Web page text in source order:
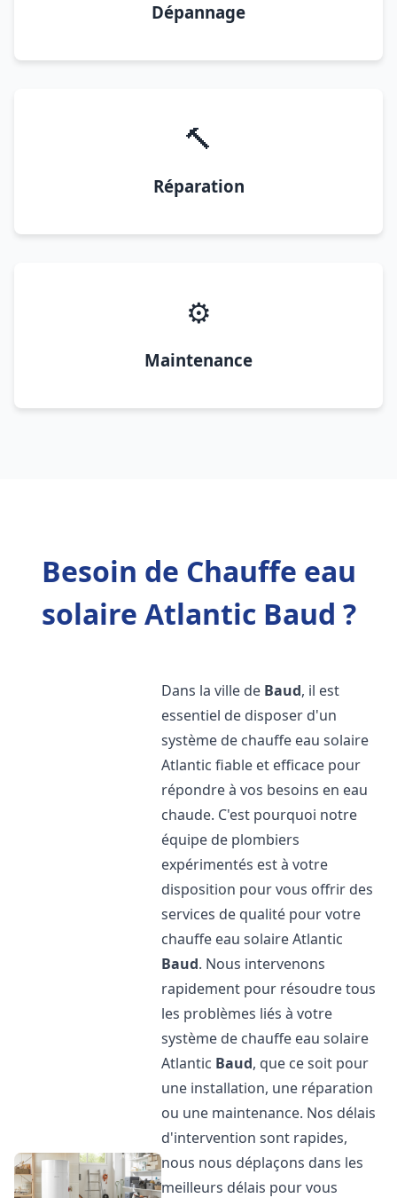
Dépannage
🔨
Réparation
⚙️
Maintenance
Besoin de Chauffe eau
solaire Atlantic Baud ?
Dans la ville de Baud, il est
essentiel de disposer d'un
système de chauffe eau solaire
Atlantic fiable et efficace pour
répondre à vos besoins en eau
chaude. C'est pourquoi notre
équipe de plombiers
expérimentés est à votre
disposition pour vous offrir des
services de qualité pour votre
chauffe eau solaire Atlantic
Baud. Nous intervenons
rapidement pour résoudre tous
les problèmes liés à votre
système de chauffe eau solaire
Atlantic Baud, que ce soit pour
une installation, une réparation
ou une maintenance. Nos délais
d'intervention sont rapides,
nous nous déplaçons dans les
meilleurs délais pour vous